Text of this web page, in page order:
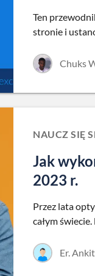
Ten
stronie i
Chuks
NAUCZ SIĘ
Jak
2023 r.
Przez lata
całym
Er.